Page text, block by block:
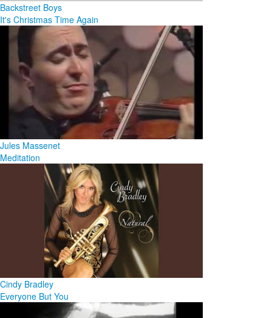
Backstreet Boys
It's Christmas Time Again
Jules Massenet
Meditation
Cindy Bradley
Everyone But You